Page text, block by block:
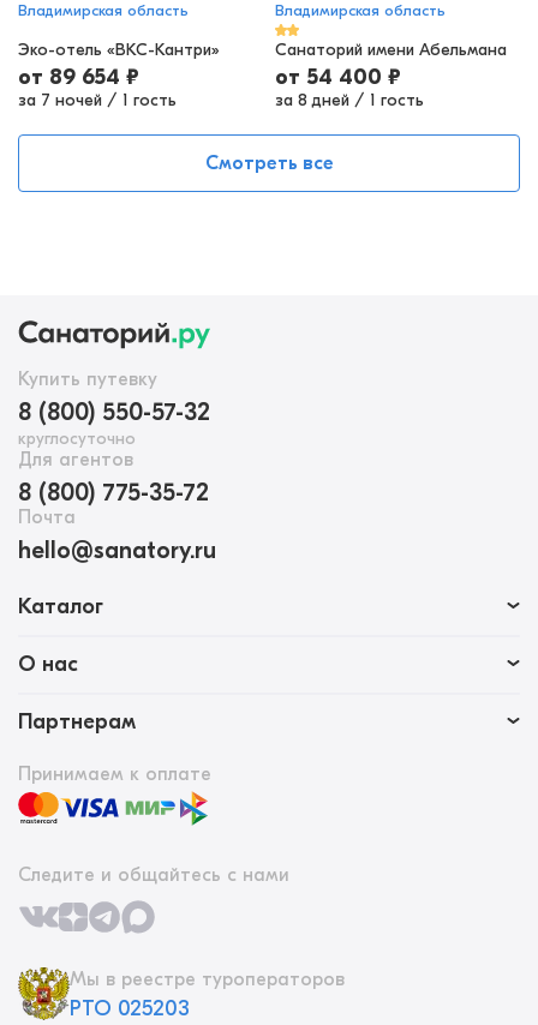
Владимирская область
Эко-отель «ВКС-Кантри»
от 89 654 ₽
за 7 ночей / 1 гость
Владимирская область
Санаторий имени Абельмана
от 54 400 ₽
за 8 дней / 1 гость
Смотреть все
Купить путевку
8 (800) 550-57-32
круглосуточно
Для агентов
8 (800) 775-35-72
Почта
hello@sanatory.ru
Каталог
О нас
Партнерам
Принимаем к оплате
Следите и общайтесь с нами
Мы в реестре туроператоров
РТО 025203